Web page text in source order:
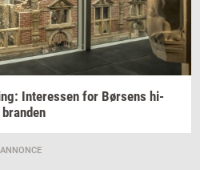
In­ter­es­sen for Bør­sens hi­
bran­den
ANNONCE